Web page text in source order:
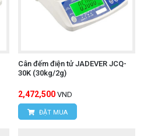
Cân đếm điện tử JADEVER JCQ-
30K (30kg/2g)
2,472,500 VND
ĐẶT MUA